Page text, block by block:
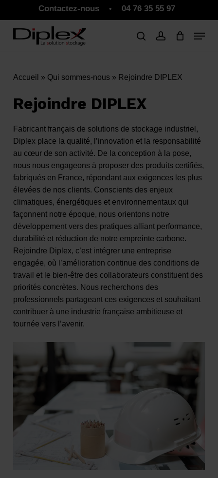
main
content
Contactez-nous • 04 76 35 55 97
Panier Close
Accueil » Qui sommes-nous» Rejoindre DIPLEX
Rejoindre DIPLEX
Fabricant français de solutions de stockage industriel,
Diplex place la qualité, l’innovation et la responsabilité
au cœur de son activité. De la conception à la pose,
nous nous engageons à proposer des produits certifiés,
fabriqués en France, répondant aux exigences les plus
élevées de nos clients. Conscients des enjeux
climatiques, énergétiques et environnementaux qui
façonnent notre époque, nous orientons notre
développement vers des pratiques alliant performance,
durabilité et réduction de notre empreinte carbone.
Rejoindre Diplex, c’est intégrer une entreprise
engagée, où l’amélioration continue des conditions de
travail et le bien-être des collaborateurs constituent des
priorités concrètes. Nous recherchons des
professionnels partageant ces exigences et souhaitant
contribuer à une industrie française ambitieuse et
tournée vers l’avenir.
Menu